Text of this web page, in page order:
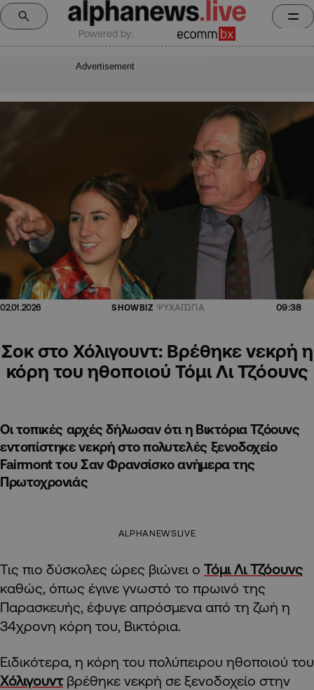
Powered by:
Advertisement
02.01.2026 SHOWBIZ ΨΥΧΑΓΩΓΙΑ 09:38
Σοκ στο Χόλιγουντ: Βρέθηκε νεκρή η
κόρη του ηθοποιού Τόμι Λι Τζόουνς
Οι τοπικές αρχές δήλωσαν ότι η Βικτόρια Τζόουνς
εντοπίστηκε νεκρή στο πολυτελές ξενοδοχείο
Fairmont του Σαν Φρανσίσκο ανήμερα της
Πρωτοχρονιάς
ALPHANEWSLIVE
Τις πιο δύσκολες ώρες βιώνει ο Τόμι Λι Τζόουνς
καθώς, όπως έγινε γνωστό το πρωινό της
Παρασκευής, έφυγε απρόσμενα από τη ζωή η
34χρονη κόρη του, Βικτόρια.
Ειδικότερα, η κόρη του πολύπειρου ηθοποιού του
Χόλιγουντβρέθηκε νεκρή σε ξενοδοχείο στην